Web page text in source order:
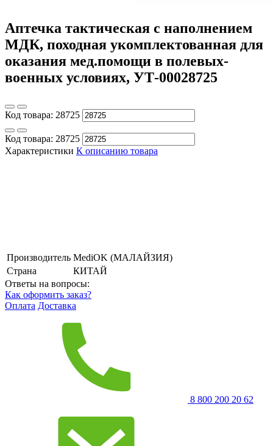
Аптечка тактическая с наполнением
МДК, походная укомплектованная для
оказания мед.помощи в полевых-
военных условиях, УТ-00028725
Код товара: 28725
Код товара: 28725
Характеристики К описанию товара
Производитель MediOK (МАЛАЙЗИЯ)
Страна
КИТАЙ
Ответы на вопросы:
Как оформить заказ?
Оплата Доставка
8 800 200 20 62